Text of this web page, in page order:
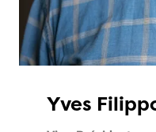
Yves